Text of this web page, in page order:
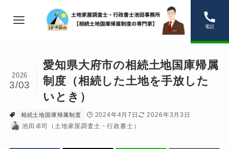
電話
愛知県大府市の相続土地国庫帰属
制度（相続した土地を手放した
いとき）
2026
3/03
相続土地国庫帰属制度 2024年4月7日
2026年3月3日
池田卓司（土地家屋調査士・行政書士）